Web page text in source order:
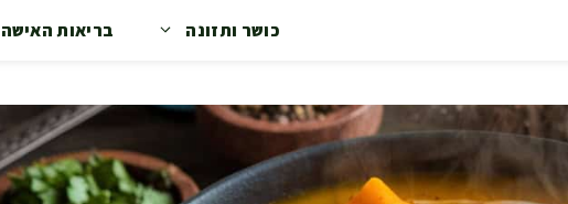
כושר ותזונה בריאות האישה